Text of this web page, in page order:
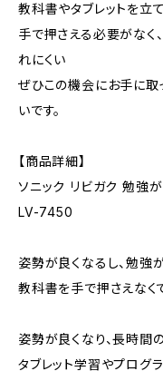
教科書やタブレットを立
手で押さえる必要がなく
れにくい
ぜひこの機会にお手に取
いです。
【商品詳細】
ソニック リビガク 勉強
LV-7450
姿勢が良くなるし、勉強
教科書を手で押さえなくて
姿勢が良くなり、長時間
タブレット学習やプログ